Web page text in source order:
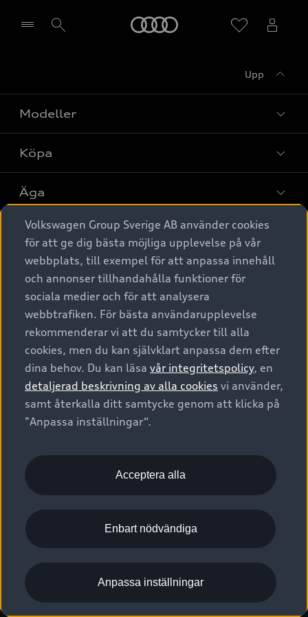
Upp
Modeller
Alla modeller
Elbilar
A6 modellerna
SUV
Avant
Audi Sport
Köpa
Privaterbjudanden
Privatleasing
Nya bilar i lager
Begagnade bilar i lager
Audi approved :plus - så gott som nya
Finansiering
Audi exclusive
Provkörning
Äga
Service & tillbehör
Audi digital services
Originaltillbehör - köp online
Garantier
Försäkring
Digitala manualer för din Audi
Audi Collection – livsstilsartiklar
Vanliga frågor
2G/3G nätet stängs ned - Hur påverkas min bil av detta?
Tjänstebil
Tjänstebil
Business lease online
Företagsleasing
Om Audi Sverige
Kontakta oss
Audi Återförsäljare/-serviceverkstad
myAudi
Pressmeddelanden
Nyhetsbrev
Vårt hållbarhetsarbete
Lediga tjänster huvudkontor
Lediga tjänster hos Audi Återförsäljare
Kommentar till mediauppgifter om dataläcka
© 2026 AUDI SVERIGE. All Rights Reserved.
Utgivare Juridiskt
Juridiskt Audi AG
Juridiskt Audi Digital Giveaway
Anpassa inställningar för cookies
Visselblåsarkanaler
Volkswagen Group Sverige AB använder cookies
för att ge dig bästa möjliga upplevelse på vår
webbplats, till exempel för att anpassa innehåll
och annonser tillhandahålla funktioner för
sociala medier och för att analysera
webbtrafiken. För bästa användarupplevelse
rekommenderar vi att du samtycker till alla
cookies, men du kan självklart anpassa dem efter
dina behov. Du kan läsa vår integritetspolicy, en
detaljerad beskrivning av alla cookies vi använder,
samt återkalla ditt samtycke genom att klicka på
"Anpassa inställningar“.
Acceptera alla
Enbart nödvändiga
Anpassa inställningar